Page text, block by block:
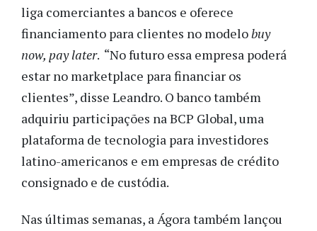
liga comerciantes a bancos e oferece
financiamento para clientes no modelobuy
now, pay later. “No futuro essa empresa poderá
estar no marketplace para financiar os
clientes”, disse Leandro. O banco também
adquiriu participações naBCP Global, uma
plataforma de tecnologia para investidores
latino-americanos e em empresas de crédito
consignado e de custódia.
Nas últimas semanas, a Ágora também lançou